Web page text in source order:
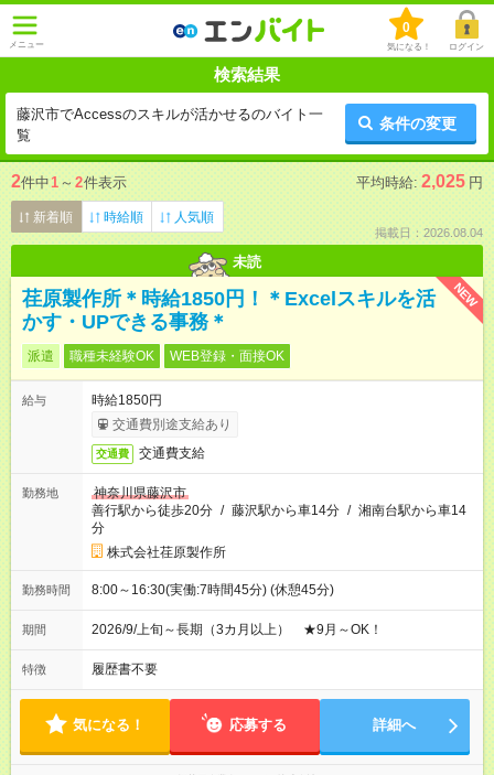
メニュー
0
気になる！ ログイン
検索結果
藤沢市でAccessのスキルが活かせるのバイト一
覧
条件の変更
2件中1 ～ 2件表示 平均時給: 2,025 円
新着順 時給順 人気順
掲載日：2026.08.04
未読
NEW
荏原製作所＊時給1850円！＊Excelスキルを活
かす・UPできる事務＊
派遣 職種未経験OK WEB登録・面接OK
給与
時給1850円
交通費別途支給あり
交通費 交通費支給
勤務地
神奈川県藤沢市
善行駅から徒歩20分 / 藤沢駅から車14分 / 湘南台駅から車14
分
株式会社荏原製作所
勤務時間 8:00～16:30(実働:7時間45分) (休憩45分)
期間 2026/9/上旬～長期（3カ月以上） ★9月～OK！
特徴 履歴書不要
気になる！ 応募する 詳細へ